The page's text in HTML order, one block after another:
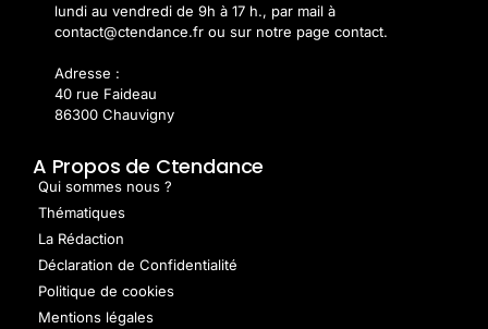
lundi au vendredi de 9h à 17 h., par mail à
contact@ctendance.fr ou sur notre page contact.
Adresse :
40 rue Faideau
86300 Chauvigny
A Propos de Ctendance
Qui sommes nous ?
Thématiques
La Rédaction
Déclaration de Confidentialité
Politique de cookies
Mentions légales